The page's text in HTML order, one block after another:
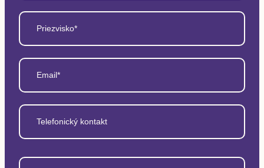
Priezvisko*
Email*
Telefonický kontakt